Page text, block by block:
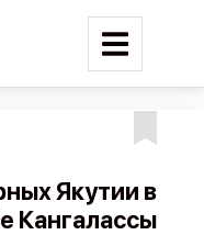
Якутии в
Кангалассы